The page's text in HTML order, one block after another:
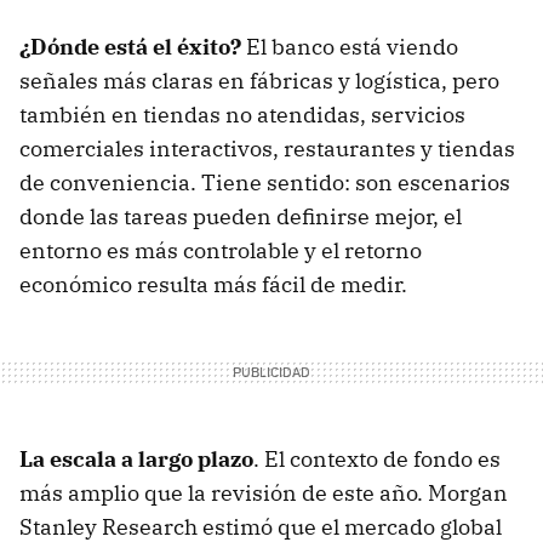
¿Dónde está el éxito? El banco está viendo
señales más claras en fábricas y logística, pero
también en tiendas no atendidas, servicios
comerciales interactivos, restaurantes y tiendas
de conveniencia. Tiene sentido: son escenarios
donde las tareas pueden definirse mejor, el
entorno es más controlable y el retorno
económico resulta más fácil de medir.
La escala a largo plazo. El contexto de fondo es
más amplio que la revisión de este año. Morgan
Stanley Research estimó que el mercado global